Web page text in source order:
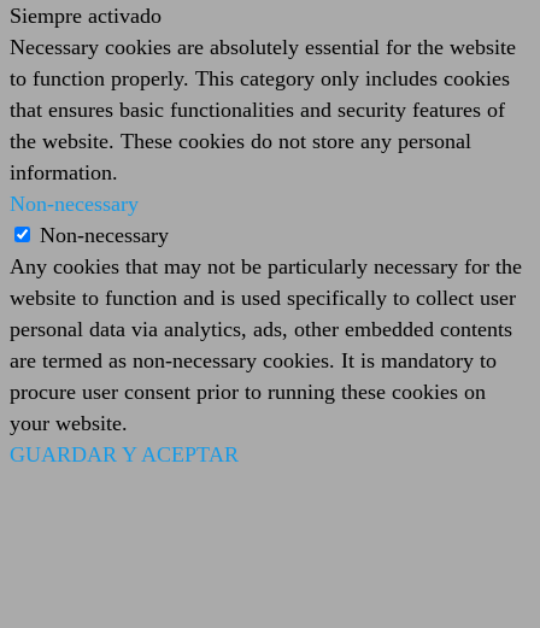
Siempre activado
Necessary cookies are absolutely essential for the website
to function properly. This category only includes cookies
that ensures basic functionalities and security features of
the website. These cookies do not store any personal
information.
Non-necessary
Non-necessary
Any cookies that may not be particularly necessary for the
website to function and is used specifically to collect user
personal data via analytics, ads, other embedded contents
are termed as non-necessary cookies. It is mandatory to
procure user consent prior to running these cookies on
your website.
GUARDAR Y ACEPTAR